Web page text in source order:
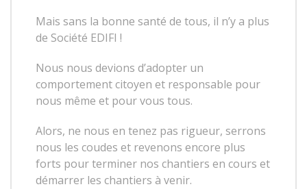
Mais sans la bonne santé de tous, il n’y a plus
de Société EDIFI !
Nous nous devions d’adopter un
comportement citoyen et responsable pour
nous même et pour vous tous.
Alors, ne nous en tenez pas rigueur, serrons
nous les coudes et revenons encore plus
forts pour terminer nos chantiers en cours et
démarrer les chantiers à venir.